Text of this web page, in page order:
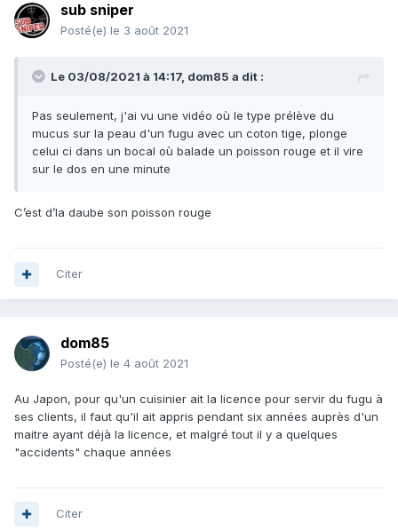
sub sniper
Posté(e) le 3 août 2021
Le 03/08/2021 à 14:17, dom85 a dit :
Pas seulement, j'ai vu une vidéo où le type prélève du
mucus sur la peau d'un fugu avec un coton tige, plonge
celui ci dans un bocal où balade un poisson rouge et il vire
sur le dos en une minute
C’est d’la daube son poisson rouge
Citer
dom85
Posté(e) le 4 août 2021
Au Japon, pour qu'un cuisinier ait la licence pour servir du fugu à
ses clients, il faut qu'il ait appris pendant six années auprès d'un
maitre ayant déjà la licence, et malgré tout il y a quelques
"accidents" chaque années
Citer